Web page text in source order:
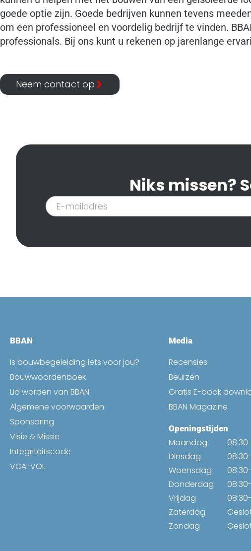
goede optie zijn. Goede bedrijven kunnen tevens
om een professioneel en voordelig bedrijf te vinden.
professionals. Bij ons kunt u rekenen op jarenlange
Neem contact op
Niks missen?
Inschrijven
nieuwsbrief
BBAN
Is bouwbegeleiding iets voor jou?
Bouwwoordenboek
Lid worden van BBAN
Algemene voorwaarden
Sponsoring
Visie & Missie
Integriteitscode
VCA-VOL
Media
Recensies
Beurzen
Gratis E-book
BBAN Magazine
Openingstijden
Maandag
Dinsdag
Woensdag
Donderdag
Vrijdag
Zaterdag
Zondag